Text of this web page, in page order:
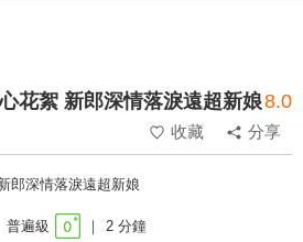
花絮 新郎深情落淚遠超新娘8.0
收藏 分享
郎深情落淚遠超新娘
普遍級 2 分鐘